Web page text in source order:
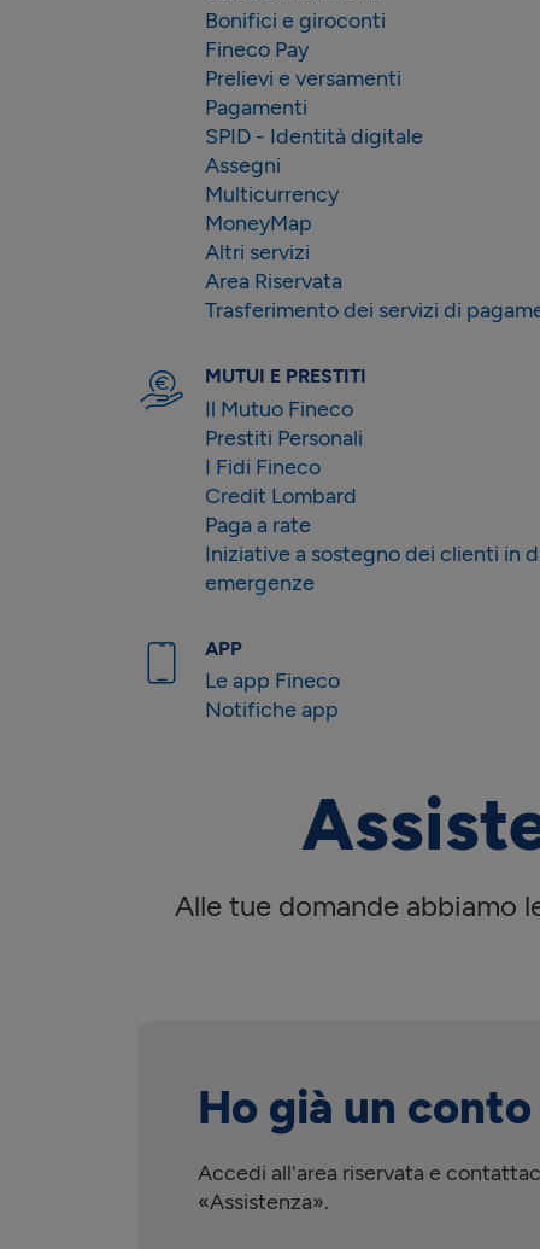
Bonifici e giroconti
Fineco Pay
Prelievi e versamenti
Pagamenti
SPID - Identità digitale
Assegni
Multicurrency
MoneyMap
Altri servizi
Area Riservata
Trasferimento dei servizi di
MUTUI E PRESTITI
Il Mutuo Fineco
Prestiti Personali
I Fidi Fineco
Credit Lombard
Paga a rate
Iniziative a sostegno dei clienti in
emergenze
APP
Le app Fineco
Notifiche app
Alle tue domande abbiamo
Ho già un conto
Accedi all'area riservata e
«Assistenza».